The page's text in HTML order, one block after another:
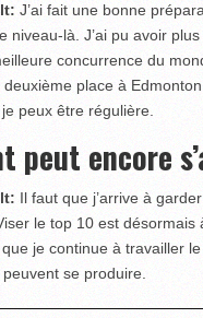
J’ai fait une bonne
niveau-là. J’ai pu avoir
concurrence du
place à
peux être régulière.
peut encore
Il faut que j’arrive à
le top 10 est
je continue à travailler
se produire.